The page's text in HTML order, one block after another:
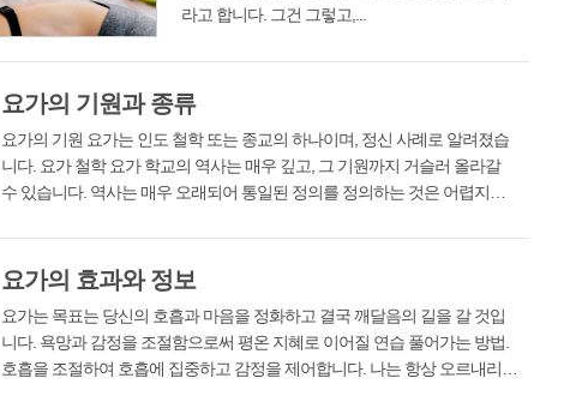
라고 합니다. 그건 그렇고,...
요가의 기원과 종류
요가의 기원 요가는 인도 철학 또는 종교의 하나이며, 정신 사례로 알려졌습
니다. 요가 철학 요가 학교의 역사는 매우 깊고, 그 기원까지 거슬러 올라갈
수 있습니다. 역사는 매우 오래되어 통일된 정의를 정의하는 것은 어렵지만,
특정 자세로 ...
요가의 효과와 정보
요가는 목표는 당신의 호흡과 마음을 정화하고 결국 깨달음의 길을 갈 것입
니다. 욕망과 감정을 조절함으로써 평온 지혜로 이어질 연습 풀어가는 방법.
호흡을 조절하여 호흡에 집중하고 감정을 제어합니다. 나는 항상 오르내리고